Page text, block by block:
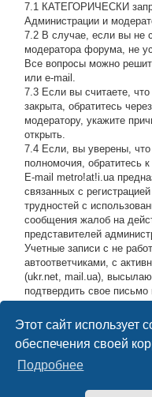
Этот сайт использует
обеспечения своей
Подробнее
7.1 КАТЕГОРИЧЕСКИ
Администрации и
7.2 В случае, если вы не
модератора форума, не
Все вопросы можно
или e-mail.
7.3 Если вы считаете,
закрыта, обратитесь
модератору, укажите
открыть.
7.4 Если, вы уверены,
полномочия, обратитесь
E-mail metro!at!i.ua
связанных с
трудностей с
сообщения жалоб на
представителей
Учетные записи с не
автоответчиками, с
(ukr.net, mail.ua),
подтвердить свое
высылающие мусор на
блокироваться по